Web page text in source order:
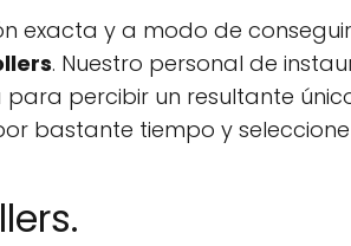
exacta y a modo de
. Nuestro personal de
percibir un resultante
bastante tiempo y seleccione